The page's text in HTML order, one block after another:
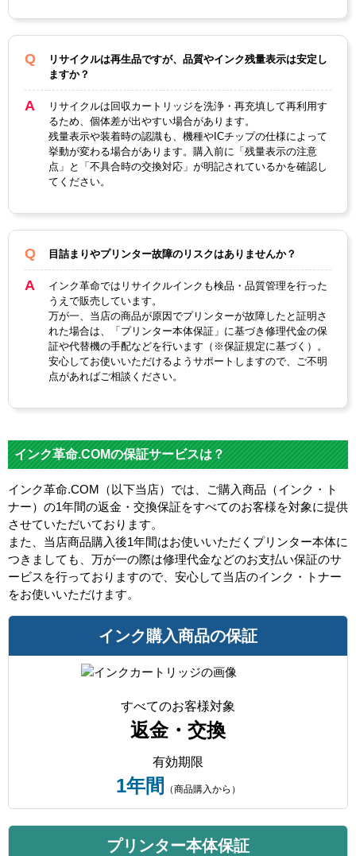
染料
プ
あり
製品タ
イプ
リサイクルインク
リサイクルは再生品ですが、品質やインク残量表示は安定し
ますか？
リサイクルは回収カートリッジを洗浄・再充填して再利用す
るため、個体差が出やすい場合があります。
残量表示や装着時の認識も、機種やICチップの仕様によって
挙動が変わる場合があります。購入前に「残量表示の注意
点」と「不具合時の交換対応」が明記されているかを確認し
てください。
目詰まりやプリンター故障のリスクはありませんか？
インク革命ではリサイクルインクも検品・品質管理を行った
うえで販売しています。
万が一、当店の商品が原因でプリンターが故障したと証明さ
れた場合は、「プリンター本体保証」に基づき修理代金の保
証や代替機の手配などを行います（※保証規定に基づく）。
安心してお使いいただけるようサポートしますので、ご不明
点があればご相談ください。
インク革命.COMの保証サービスは？
インク革命.COM（以下当店）では、ご購入商品（インク・ト
ナー）の1年間の返金・交換保証をすべてのお客様を対象に提供
させていただいております。
また、当店商品購入後1年間はお使いいただくプリンター本体に
つきましても、万が一の際は修理代金などのお支払い保証のサ
ービスを行っておりますので、安心して当店のインク・トナー
をお使いいただけます。
インク購入商品の保証
すべてのお客様対象
返金・交換
有効期限
1年間 （商品購入から）
プリンター本体保証